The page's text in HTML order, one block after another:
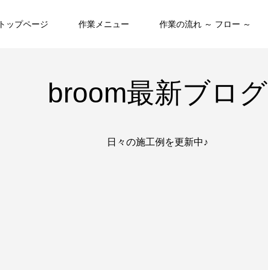
トップページ 作業メニュー 作業の流れ ～ フロー ～
broom最新ブログ
日々の施工例を更新中♪